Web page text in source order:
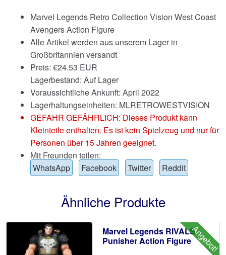
Marvel Legends Retro Collection Vision West Coast
Avengers Action Figure
Alle Artikel werden aus unserem Lager in
Großbritannien versandt
Preis: €24.53 EUR
Lagerbestand: Auf Lager
Voraussichtliche Ankunft: April 2022
Lagerhaltungseinheiten: MLRETROWESTVISION
GEFAHR GEFÄHRLICH: Dieses Produkt kann
Kleinteile enthalten. Es ist kein Spielzeug und nur für
Personen über 15 Jahren geeignet.
Mit Freunden teilen:
WhatsApp
Facebook Twitter Reddit
Ähnliche Produkte
Angebot!
Marvel Legends RIVALS
Punisher Action Figure